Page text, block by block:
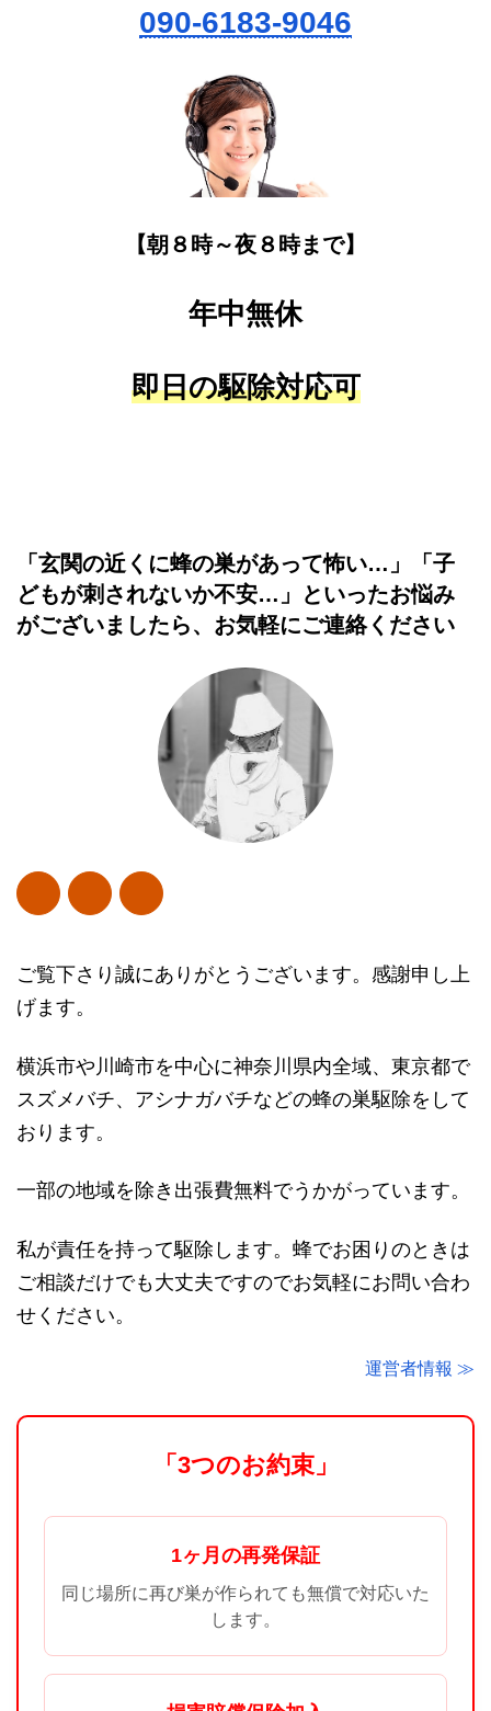
090-6183-9046
【朝８時～夜８時まで】
年中無休
即日の駆除対応可
「玄関の近くに蜂の巣があって怖い…」「子
どもが刺されないか不安…」といったお悩み
がございましたら、お気軽にご連絡ください
ご覧下さり誠にありがとうございます。感謝申し上
げます。
横浜市や川崎市を中心に神奈川県内全域、東京都で
スズメバチ、アシナガバチなどの蜂の巣駆除をして
おります。
一部の地域を除き出張費無料でうかがっています。
私が責任を持って駆除します。蜂でお困りのときは
ご相談だけでも大丈夫ですのでお気軽にお問い合わ
せください。
運営者情報 ≫
「3つのお約束」
1ヶ月の再発保証
同じ場所に再び巣が作られても無償で対応いた
します。